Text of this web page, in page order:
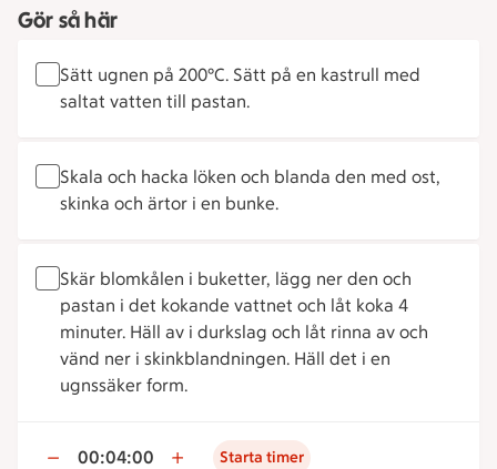
Gör så här
Sätt ugnen på 200°C. Sätt på en kastrull med
saltat vatten till pastan.
Skala och hacka löken och blanda den med ost,
skinka och ärtor i en bunke.
Skär blomkålen i buketter, lägg ner den och
pastan i det kokande vattnet och låt koka 4
minuter. Häll av i durkslag och låt rinna av och
vänd ner i skinkblandningen. Häll det i en
ugnssäker form.
00:04:00 Starta timer